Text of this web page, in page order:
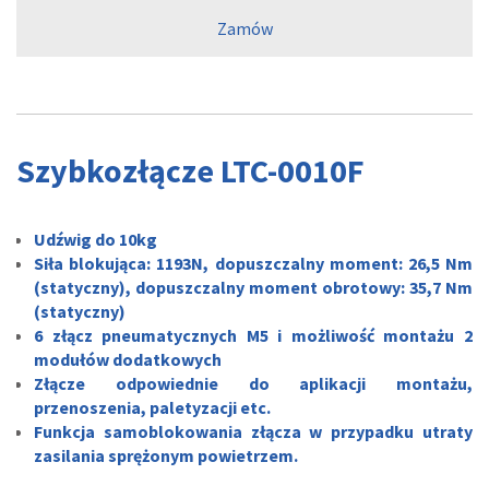
Zamów
Szybkozłącze LTC-0010F
Udźwig do 10kg
Siła blokująca: 1193N, dopuszczalny moment: 26,5 Nm
(statyczny), dopuszczalny moment obrotowy: 35,7 Nm
(statyczny)
6 złącz pneumatycznych M5 i możliwość montażu 2
modułów dodatkowych
Złącze odpowiednie do aplikacji montażu,
przenoszenia, paletyzacji etc.
Funkcja samoblokowania złącza w przypadku utraty
zasilania sprężonym powietrzem.